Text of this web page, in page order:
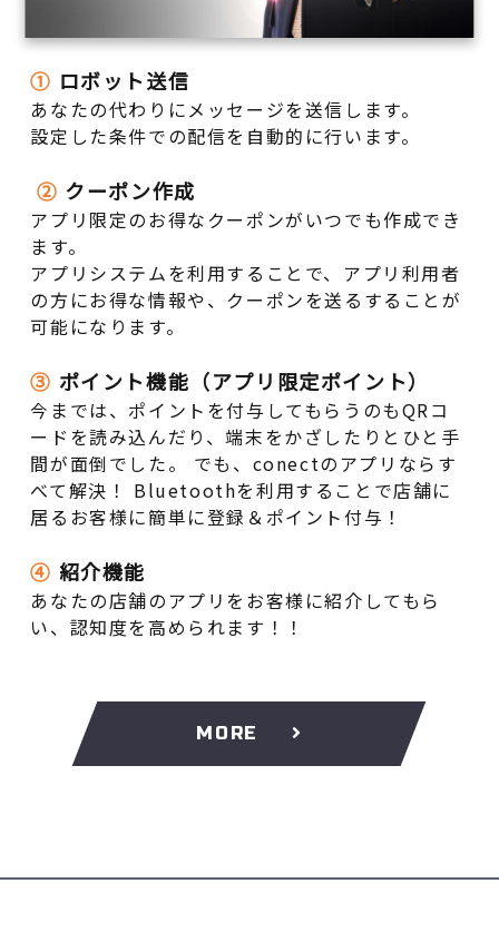
① ロボット送信
あなたの代わりにメッセージを送信します。
設定した条件での配信を自動的に行います。
② クーポン作成
アプリ限定のお得なクーポンがいつでも作成でき
ます。
アプリシステムを利用することで、アプリ利用者
の方にお得な情報や、クーポンを送るすることが
可能になります。
③ ポイント機能（アプリ限定ポイント）
今までは、ポイントを付与してもらうのもQRコ
ードを読み込んだり、端末をかざしたりとひと手
間が面倒でした。 でも、conectのアプリならす
べて解決！ Bluetoothを利用することで店舗に
居るお客様に簡単に登録＆ポイント付与！
④ 紹介機能
あなたの店舗のアプリをお客様に紹介してもら
い、認知度を高められます！！
MORE